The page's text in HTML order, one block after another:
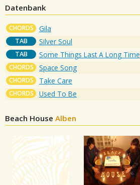
Datenbank
CHORDS Gila
TAB Silver Soul
TAB Some Things Last A Long Time
CHORDS Space Song
CHORDS Take Care
CHORDS Used To Be
Beach House Alben